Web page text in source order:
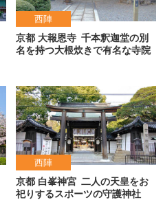
西陣
京都 大報恩寺 千本釈迦堂の別
名を持つ大根炊きで有名な寺院
西陣
京都 白峯神宮 二人の天皇をお
祀りするスポーツの守護神社